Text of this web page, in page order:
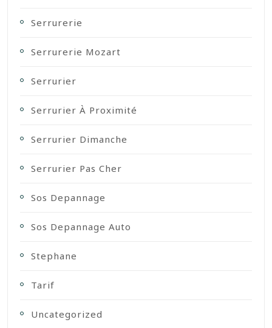
Serrurerie
Serrurerie Mozart
Serrurier
Serrurier À Proximité
Serrurier Dimanche
Serrurier Pas Cher
Sos Depannage
Sos Depannage Auto
Stephane
Tarif
Uncategorized